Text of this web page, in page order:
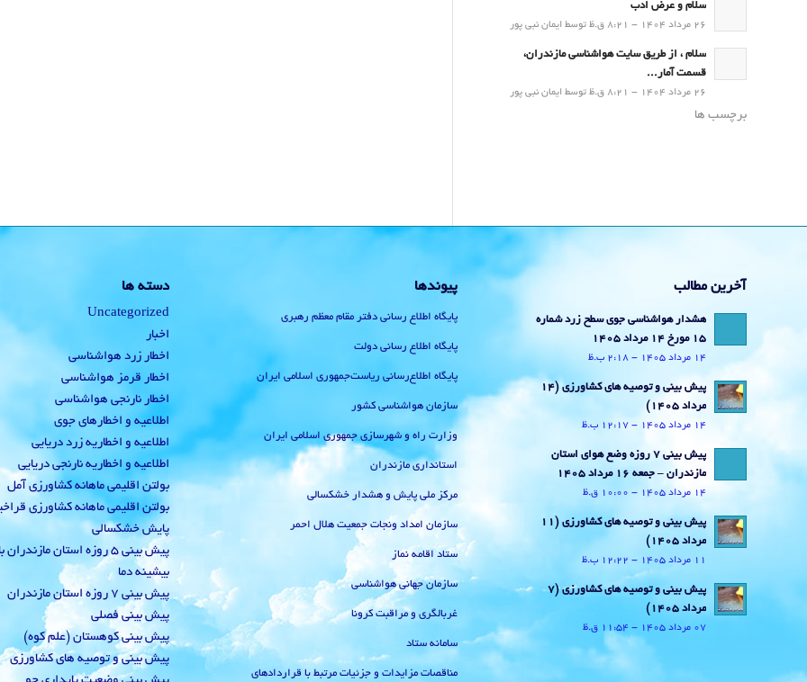
سلام و عرض ادب
26 مرداد 1404 - 8:21 ق.ظ توسط ایمان نبی پور
سلام ، از طریق سایت هواشناسی مازندران،
قسمت آمار...
26 مرداد 1404 - 8:21 ق.ظ توسط ایمان نبی پور
برچسب ها
آخرین مطالب
هشدار هواشناسی جوی سطح زرد شماره
15 مورخ 14 مرداد 1405
14 مرداد 1405 - 2:18 ب.ظ
پیش بینی و توصیه های کشاورزی (14
مرداد ۱۴۰۵)
14 مرداد 1405 - 12:17 ب.ظ
پیش بینی 7 روزه وضع هوای استان
مازندران – جمعه 16 مرداد 1405
14 مرداد 1405 - 10:00 ق.ظ
پیش بینی و توصیه های کشاورزی (11
مرداد ۱۴۰۵)
11 مرداد 1405 - 12:22 ب.ظ
پیش بینی و توصیه های کشاورزی (7
مرداد ۱۴۰۵)
07 مرداد 1405 - 11:54 ق.ظ
پیوندها
پایگاه اطلاع رسانی دفتر مقام معظم رهبری
پایگاه اطلاع رسانی دولت
پایگاه اطلاع‌رسانی ریاست‌جمهوری اسلامی ایران
سازمان هواشناسی کشور
وزارت راه و شهرسازی جمهوری اسلامی ایران
استانداری مازندران
مرکز ملی پایش و هشدار خشکسالی
سازمان امداد ونجات جمعیت هلال احمر
ستاد اقامه نماز
سازمان جهانی هواشناسی
غربالگری و مراقبت کرونا
سامانه ستاد
مناقصات مزایدات و جزئیات مرتبط با قراردادهای
دسته ها
Uncategorized
اخبار
اخطار زرد هواشناسی
اخطار قرمز هواشناسی
اخطار نارنجی هواشناسی
اطلاعیه و اخطارهای جوی
اطلاعیه و اخطاریه زرد دریایی
اطلاعیه و اخطاریه نارنجی دریایی
بولتن اقلیمی ماهانه کشاورزی آمل
بولتن اقلیمی ماهانه کشاورزی
پایش خشکسالی
پیش بینی 5 روزه استان
بیشینه دما
پیش بینی 7 روزه استان مازندران
پیش بینی فصلی
پیش بینی کوهستان (علم کوه)
پیش بینی و توصیه های کشاورزی